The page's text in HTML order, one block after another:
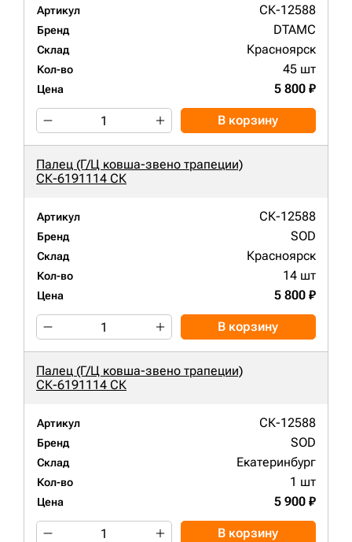
Артикул СК-12588
Бренд DTAMC
Склад Красноярск
Кол-во 45 шт
Цена 5 800 ₽
В корзину
Палец (Г/Ц ковша-звено трапеции)
СК-6191114 СК
Артикул СК-12588
Бренд SOD
Склад Красноярск
Кол-во 14 шт
Цена 5 800 ₽
В корзину
Палец (Г/Ц ковша-звено трапеции)
СК-6191114 СК
Артикул СК-12588
Бренд SOD
Склад Екатеринбург
Кол-во 1 шт
Цена 5 900 ₽
В корзину